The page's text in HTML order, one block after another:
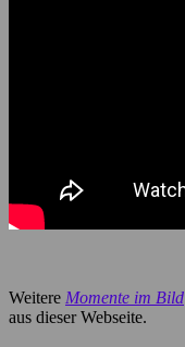
Weitere Momente im Bild
aus dieser Webseite.